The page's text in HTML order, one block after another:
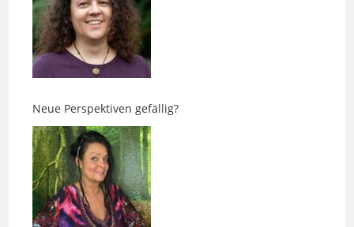
Neue Perspektiven gefällig?